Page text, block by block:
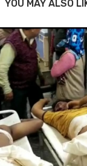
YOU MAY ALSO